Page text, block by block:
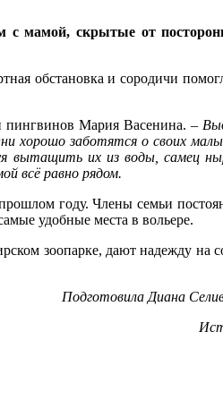
мамой, скрытые от
обстановка и сородичи
пингвинов Мария Васенина. –
хорошо заботятся о своих
их из воды, самец
всё равно рядом.
году. Члены семьи
удобные места в вольере.
зоопарке, дают надежду на
Подготовила Диана